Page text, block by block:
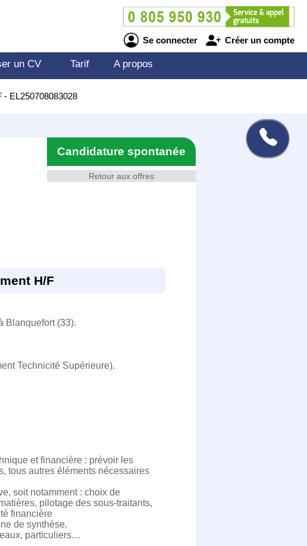
Se connecter Créer un compte
un CV Tarif A propos
- EL250708083028
Retour aux offres
Candidature spontanée
H/F
Blanquefort (33).
Technicité Supérieure).
et financière : prévoir les
tous autres éléments nécessaires
soit notamment : choix de
pilotage des sous-traitants,
financière
de synthèse.
particuliers…